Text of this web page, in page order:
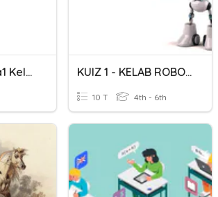
Penilaian Tema1 Kelas 6 KUIZ 1 - KELAB ROBOTIK DAN INOVASI BiTES
10 T 4th - 6th